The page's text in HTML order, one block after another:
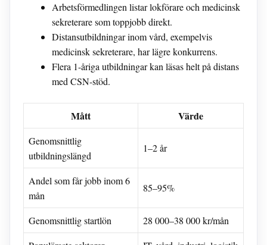
Arbetsförmedlingen listar lokförare och medicinsk
sekreterare som toppjobb direkt.
Distansutbildningar inom vård, exempelvis
medicinsk sekreterare, har lägre konkurrens.
Flera 1-åriga utbildningar kan läsas helt på distans
med CSN-stöd.
Mått Värde
Genomsnittlig
utbildningslängd
1–2 år
Andel som får jobb inom 6
mån
85–95%
Genomsnittlig startlön
28 000–38 000 kr/mån